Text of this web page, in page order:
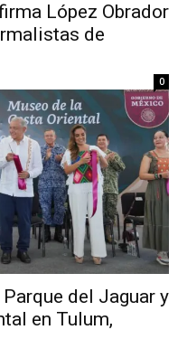
López Obrador
de
0
del Jaguar y
en Tulum,